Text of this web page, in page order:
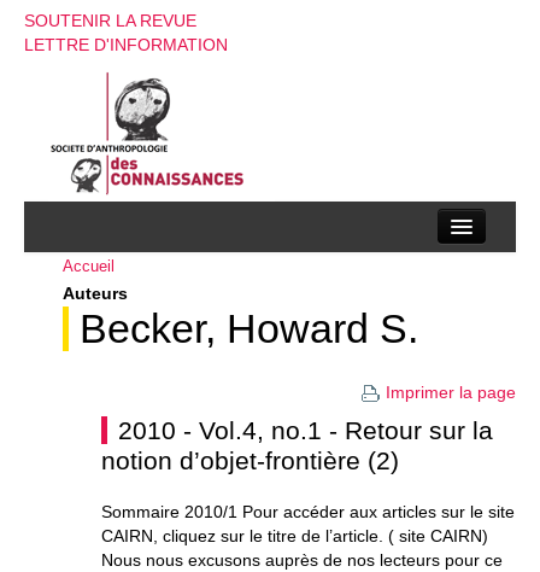
SOUTENIR LA REVUE
LETTRE D'INFORMATION
La société d’anthropologie des connaissances
La revue
Instructions aux auteurs
Evenements
Accueil
Auteurs
Becker, Howard S.
Imprimer la page
2010 - Vol.4, no.1 - Retour sur la
notion d’objet-frontière (2)
Sommaire 2010/1 Pour accéder aux articles sur le site
CAIRN, cliquez sur le titre de l’article. ( site CAIRN)
Nous nous excusons auprès de nos lecteurs pour ce